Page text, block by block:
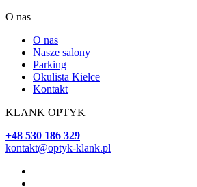
O nas
O nas
Nasze salony
Parking
Okulista Kielce
Kontakt
KLANK OPTYK
+48 530 186 329
kontakt@optyk-klank.pl